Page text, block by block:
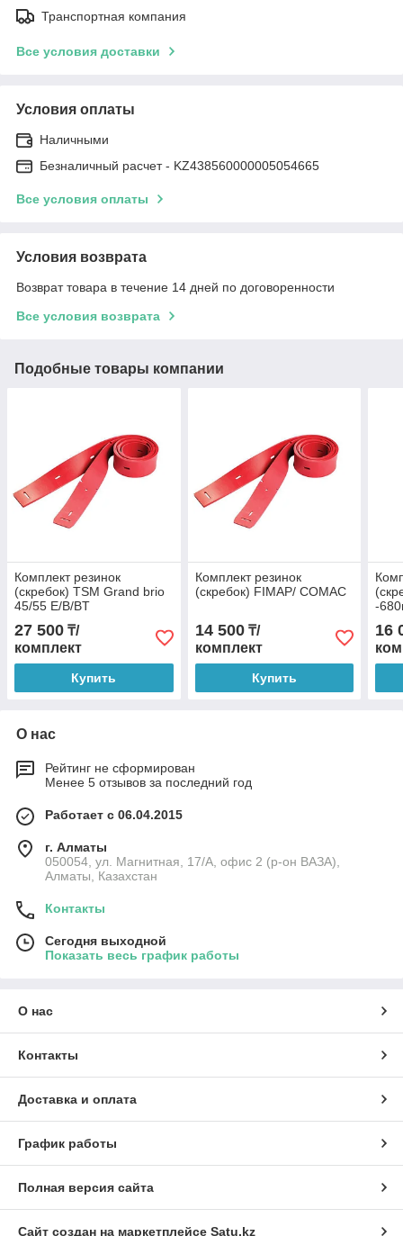
Транспортная компания
Все условия доставки
Условия оплаты
Наличными
Безналичный расчет - KZ438560000005054665
Все условия оплаты
Условия возврата
Возврат товара в течение 14 дней по договоренности
Все условия возврата
Подобные товары компании
Комплект резинок
(скребок) TSM Grand brio
45/55 E/B/BT
27 500 ₸/
комплект
Купить
Комплект резинок
(скребок) FIMAP/ CОМАС
14 500₸/
комплект
Купить
-
16
О нас
Рейтинг не сформирован
Менее 5 отзывов за последний год
Работает с 06.04.2015
г. Алматы
050054, ул. Магнитная, 17/А, офис 2 (р-он ВАЗА),
Алматы, Казахстан
Контакты
Сегодня выходной
Показать весь график работы
О нас
Контакты
Доставка и оплата
График работы
Полная версия сайта
Сайт создан на маркетплейсе Satu.kz